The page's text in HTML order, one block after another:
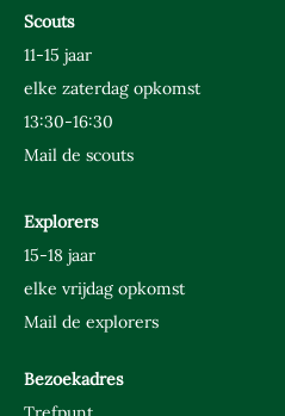
Scouts
11-15 jaar
elke zaterdag opkomst
13:30-16:30
Mail de scouts
Explorers
15-18 jaar
elke vrijdag opkomst
Mail de explorers
Bezoekadres